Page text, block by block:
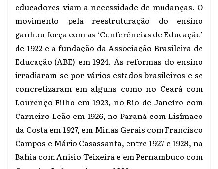
educadores viam a necessidade de mudanças. O
movimento pela reestruturação do ensino
ganhou força com as ‘Conferências de Educação’
de 1922 e a fundação da Associação Brasileira de
Educação (ABE) em 1924. As reformas do ensino
irradiaram-se por vários estados brasileiros e se
concretizaram em alguns como no Ceará com
Lourenço Filho em 1923, no Rio de Janeiro com
Carneiro Leão em 1926, no Paraná com Lisímaco
da Costa em 1927, em Minas Gerais com Francisco
Campos e Mário Casassanta, entre 1927 e 1928, na
Bahia com Anísio Teixeira e em Pernambuco com